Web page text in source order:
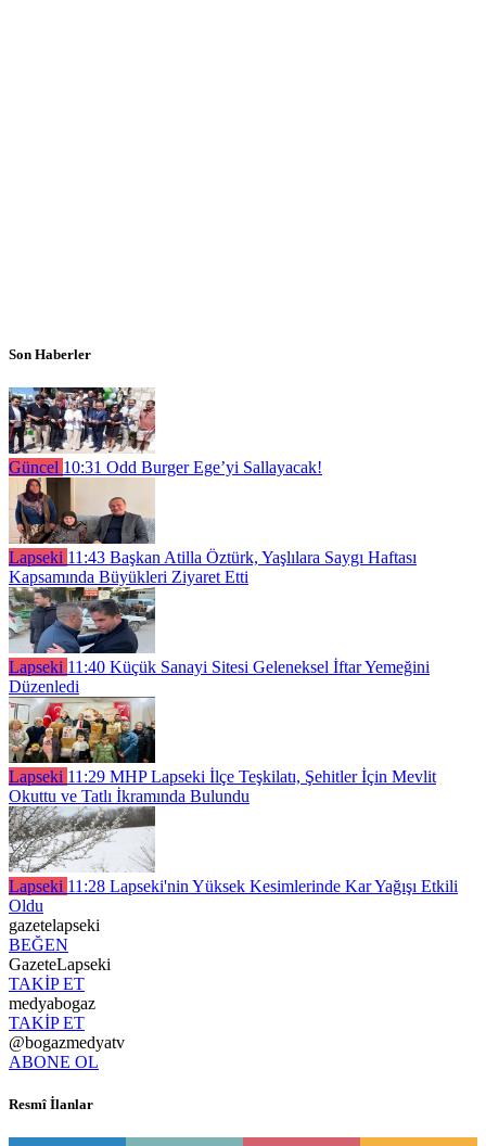
Son Haberler
Güncel 10:31 Odd Burger Ege’yi Sallayacak!
Lapseki 11:43 Başkan Atilla Öztürk, Yaşlılara Saygı Haftası
Kapsamında Büyükleri Ziyaret Etti
Lapseki 11:40 Küçük Sanayi Sitesi Geleneksel İftar Yemeğini
Düzenledi
Lapseki 11:29 MHP Lapseki İlçe Teşkilatı, Şehitler İçin Mevlit
Okuttu ve Tatlı İkramında Bulundu
Lapseki 11:28 Lapseki'nin Yüksek Kesimlerinde Kar Yağışı Etkili
Oldu
gazetelapseki
BEĞEN
GazeteLapseki
TAKİP ET
medyabogaz
TAKİP ET
@bogazmedyatv
ABONE OL
Resmî İlanlar